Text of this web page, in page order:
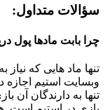
سؤالات متداول:
چرا بابت مادها پول
تنها ماد هایی که نیاز
وبسایت استیم اجازه
تنها به دارندگان آن